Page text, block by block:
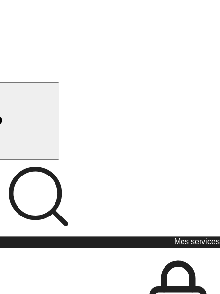
Mes services